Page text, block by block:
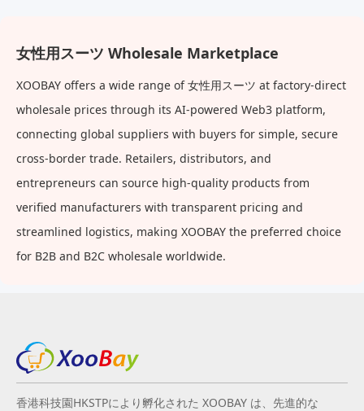
女性用スーツ Wholesale Marketplace
XOOBAY offers a wide range of 女性用スーツ at factory-direct
wholesale prices through its AI-powered Web3 platform,
connecting global suppliers with buyers for simple, secure
cross-border trade. Retailers, distributors, and
entrepreneurs can source high-quality products from
verified manufacturers with transparent pricing and
streamlined logistics, making XOOBAY the preferred choice
for B2B and B2C wholesale worldwide.
香港科技園HKSTPにより孵化された XOOBAY は、先進的な